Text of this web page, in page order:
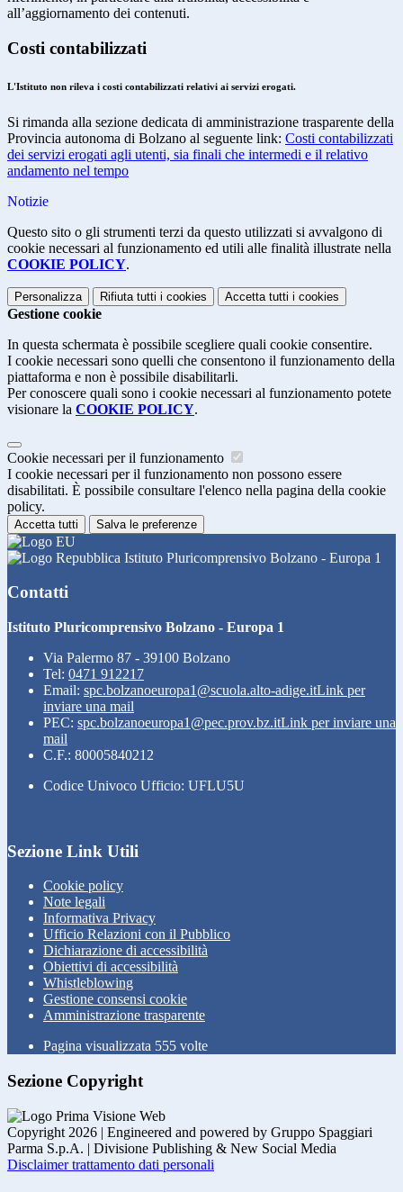
all’aggiornamento dei contenuti.
Costi contabilizzati
L'Istituto non rileva i costi contabilizzati relativi ai servizi erogati.
Si rimanda alla sezione dedicata di amministrazione trasparente della
Provincia autonoma di Bolzano al seguente link: Costi contabilizzati
dei servizi erogati agli utenti, sia finali che intermedi e il relativo
andamento nel tempo
Notizie
Questo sito o gli strumenti terzi da questo utilizzati si avvalgono di
cookie necessari al funzionamento ed utili alle finalità illustrate nella
COOKIE POLICY.
Personalizza Rifiuta tutti i cookies Accetta tutti i cookies
Gestione cookie
In questa schermata è possibile scegliere quali cookie consentire.
I cookie necessari sono quelli che consentono il funzionamento della
piattaforma e non è possibile disabilitarli.
Per conoscere quali sono i cookie necessari al funzionamento potete
visionare la COOKIE POLICY.
Cookie necessari per il funzionamento
I cookie necessari per il funzionamento non possono essere
disabilitati. È possibile consultare l'elenco nella pagina della cookie
policy.
Accetta tutti Salva le preferenze
Istituto Pluricomprensivo Bolzano - Europa 1
Contatti
Istituto Pluricomprensivo Bolzano - Europa 1
Via Palermo 87 - 39100 Bolzano
Tel: 0471 912217
Email: spc.bolzanoeuropa1@scuola.alto-adige.itLink per
inviare una mail
PEC: spc.bolzanoeuropa1@pec.prov.bz.itLink per inviare una
mail
C.F.: 80005840212
Codice Univoco Ufficio: UFLU5U
Sezione Link Utili
Cookie policy
Note legali
Informativa Privacy
Ufficio Relazioni con il Pubblico
Dichiarazione di accessibilità
Obiettivi di accessibilità
Whistleblowing
Gestione consensi cookie
Amministrazione trasparente
Pagina visualizzata 555 volte
Sezione Copyright
Copyright 2026 | Engineered and powered by Gruppo Spaggiari
Parma S.p.A. | Divisione Publishing & New Social Media
Disclaimer trattamento dati personali